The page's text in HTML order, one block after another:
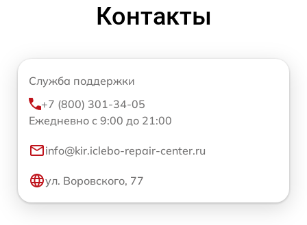
Контакты
Служба поддержки
+7 (800) 301-34-05
Ежедневно с 9:00 до 21:00
info@kir.iclebo-repair-center.ru
ул. Воровского, 77